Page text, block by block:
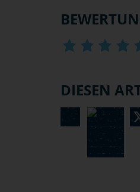
DIESEN